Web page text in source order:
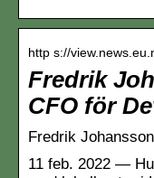
http s://
Fredrik
CFO för
Fredrik
11 feb. 2022 —